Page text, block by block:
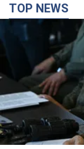
TOP NEWS